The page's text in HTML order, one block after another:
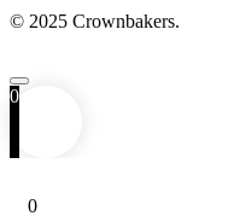
© 2025 Crownbakers.
0
0